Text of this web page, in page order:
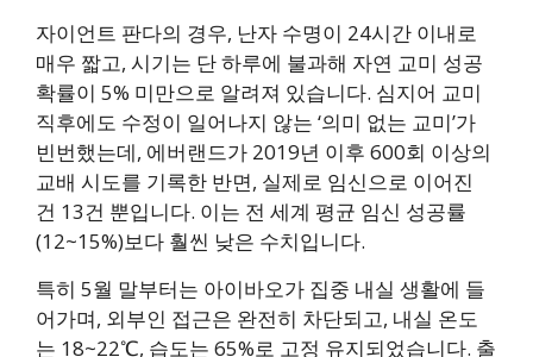
자이언트 판다의 경우, 난자 수명이 24시간 이내로
매우 짧고, 시기는 단 하루에 불과해 자연 교미 성공
확률이 5% 미만으로 알려져 있습니다. 심지어 교미
직후에도 수정이 일어나지 않는 ‘의미 없는 교미’가
빈번했는데, 에버랜드가 2019년 이후 600회 이상의
교배 시도를 기록한 반면, 실제로 임신으로 이어진
건 13건 뿐입니다. 이는 전 세계 평균 임신 성공률
(12~15%)보다 훨씬 낮은 수치입니다.
특히 5월 말부터는 아이바오가 집중 내실 생활에 들
어가며, 외부인 접근은 완전히 차단되고, 내실 온도
는 18~22℃, 습도는 65%로 고정 유지되었습니다. 출